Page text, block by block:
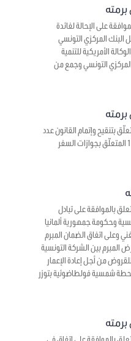
على الإحالة لفائدة
البنك المركزي التونسي
الأمريكية للتنمية
التونسي وجمع من
بتنقيح وإتمام القانون عدد
40 لسنة 1975 المؤرخ في 14 ماي 1975 المتعلّق بجوازات السفر
بالموافقة على تبادل
وحكومة جمهورية ألمانيا
وعلى اتفاق الضمان المبرم
والمتعلق بالقرض المبرم بين الشركة التونسية
من أجل إعادة الإعمار
شمسية فولطاضوئية بتوزر